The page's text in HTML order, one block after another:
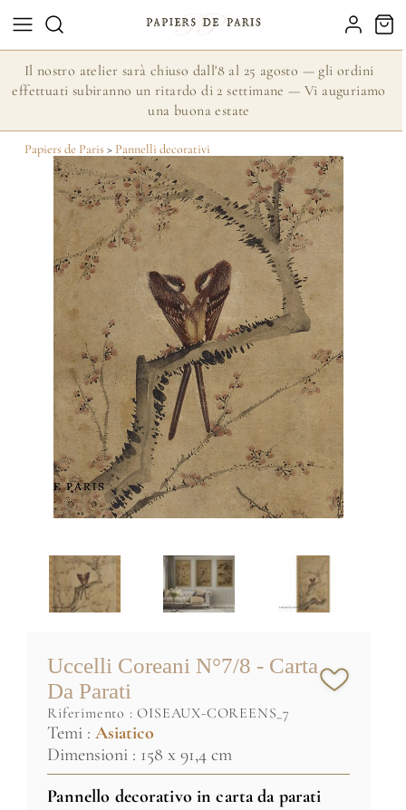
Il nostro atelier sarà chiuso dall'8 al 25 agosto — gli ordini
effettuati subiranno un ritardo di 2 settimane — Vi auguriamo
una buona estate
Papiers de Paris > Pannelli decorativi
Uccelli Coreani N°7/8 - Carta
Da Parati
riferimento :OISEAUX-COREENS_7
Temi :Asiatico
Dimensioni : 158 x 91,4 cm
Pannello decorativo in carta da parati